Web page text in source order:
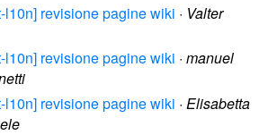
l10n] revisione pagine wiki · Valter
l10n] revisione pagine wiki · manuel
l10n] revisione pagine wiki · Elisabetta